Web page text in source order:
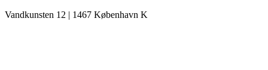
Vandkunsten 12 | 1467 København K